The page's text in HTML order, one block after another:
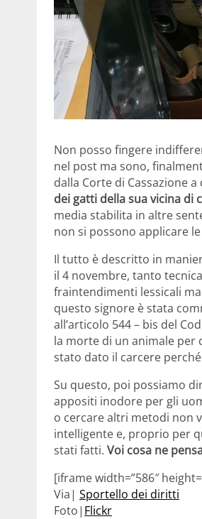
Non posso fingere
nel post ma sono,
dalla Corte di Cassazione
dei gatti della sua vicina di
media stabilita in altre
non si possono applicare
Il tutto è descritto in
il 4 novembre, tanto
fraintendimenti lessicali
questo signore è stata
all’articolo 544 – bis del
la morte di un animale per
stato dato il carcere
Su questo, poi possiamo
appositi inodore per gli
o cercare altri metodi non
intelligente e, proprio per
stati fatti. Voi cosa ne
[iframe width=”586″
Via| Sportello dei diritti
Foto| Flickr